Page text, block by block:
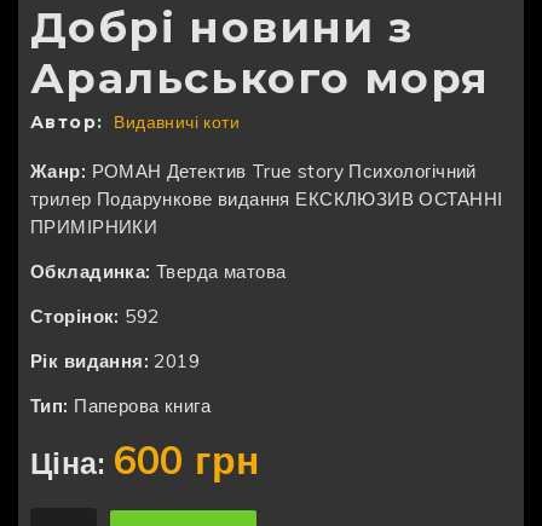
Добрі новини з
Аральського моря
Автор: Видавничі коти
Жанр: РОМАН Детектив True story Психологічний
трилер Подарункове видання ЕКСКЛЮЗИВ ОСТАННІ
ПРИМІРНИКИ
Обкладинка:Тверда матова
Сторінок: 592
Рік видання: 2019
Тип: Паперова книга
Ціна: 600 грн